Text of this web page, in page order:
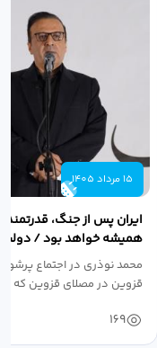
15 مرداد 1405
ایران پس از جنگ،
همیشه خواهد بود / دولت
نبرد اقتصادی،...
محمد نوذری در اجتماع
قزوین در مصلای قزوین که
169